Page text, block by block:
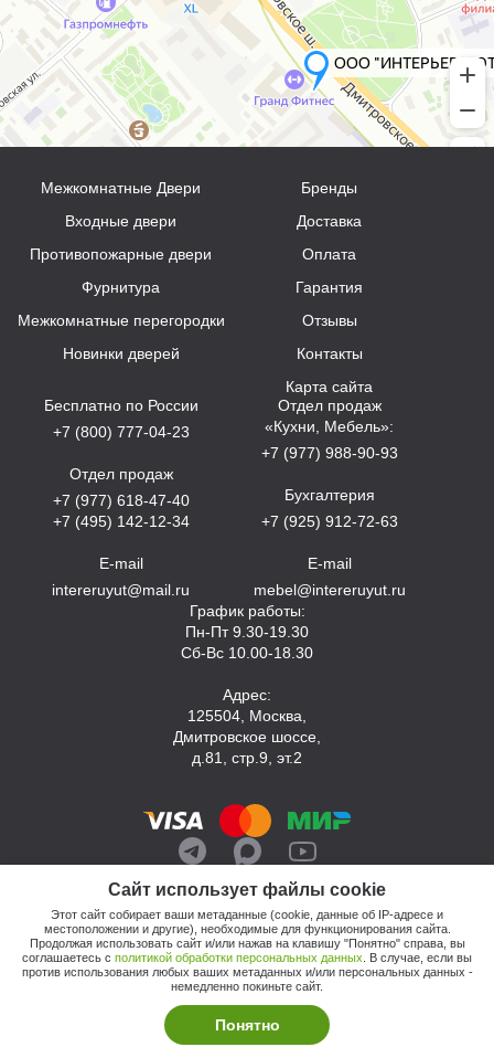
Сайт использует файлы cookie
Этот сайт собирает ваши метаданные (cookie, данные об IP-адресе и
местоположении и другие), необходимые для функционирования сайта.
Продолжая использовать сайт и/или нажав на клавишу "Понятно" справа, вы
соглашаетесь с политикой обработки персональных данных . В случае, если вы
против использования любых ваших метаданных и/или персональных данных -
немедленно покиньте сайт.
Понятно
Межкомнатные Двери
Входные двери
Противопожарные двери
Фурнитура
Межкомнатные перегородки
Новинки дверей
Бренды
Доставка
Оплата
Гарантия
Отзывы
Контакты
Карта сайта
Бесплатно по России
+7 (800) 777-04-23
Отдел продаж
+7 (977) 618-47-40
+7 (495) 142-12-34
E-mail
intereruyut@mail.ru
Отдел продаж
«Кухни, Мебель»:
+7 (977) 988-90-93
Бухгалтерия
+7 (925) 912-72-63
E-mail
mebel@intereruyut.ru
График работы:
Пн-Пт 9.30-19.30
Сб-Вс 10.00-18.30
Адрес:
125504, Москва,
Дмитровское шоссе,
д.81, стр.9, эт.2
© 2026, Компания «Интерьер Уют»
Политика обработки персональных данных
Этот сайт продвигает: Кузнецов Анатолий